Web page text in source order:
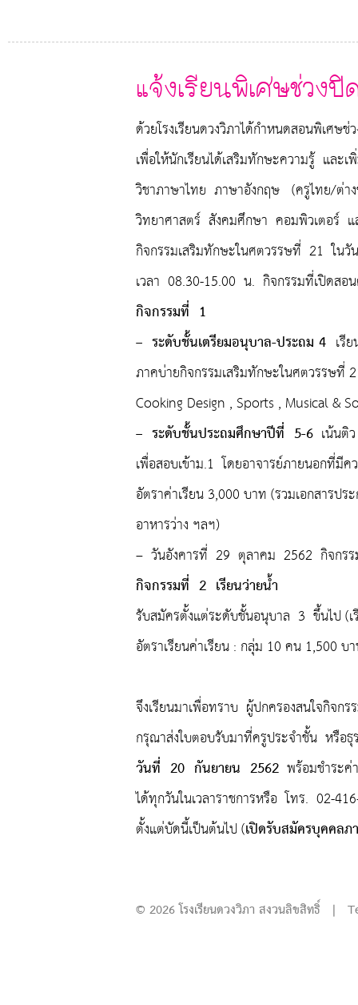
แจ้งเรียนพิเศษช่วง
ด้วยโรงเรียนดวงวิภาได้กำหนดสอนพิเศษ
เพื่อให้นักเรียนได้เสริมทักษะความรู้ และ
วิชาภาษาไทย ภาษาอังกฤษ (ครูไทย/ต่
วิทยาศาสตร์ สังคมศึกษา คอมพิวเตอร์ แ
กิจกรรมเสริมทักษะในศตวรรษที่ 21 ใ
เวลา 08.30-15.00 น. กิจกรรมที่เปิดสอ
กิจกรรมที่ 1
– ระดับชั้นเตรียมอนุบาล-ประถม 4 เรี
ภาคบ่ายกิจกรรมเสริมทักษะในศตวรรษที่
Cooking Design , Sports , Musical &
– ระดับชั้นประถมศึกษาปีที่ 5-6 เน้นติ
เพื่อสอบเข้าม.1 โดยอาจารย์ภายนอกที่มีค
อัตราค่าเรียน 3,000 บาท (รวมเอกสารป
อาหารว่าง ฯลฯ)
– วันอังคารที่ 29 ตุลาคม 2562 กิจกร
กิจกรรมที่ 2 เรียนว่ายน้ำ
รับสมัครตั้งแต่ระดับชั้นอนุบาล 3 ขึ้นไป (เ
อัตราเรียนค่าเรียน : กลุ่ม 10 คน 1,500
จึงเรียนมาเพื่อทราบ ผู้ปกครองสนใจกิจกร
กรุณาส่งใบตอบรับมาที่ครูประจำชั้น หรือธุ
วันที่ 20 กันยายน 2562 พร้อมชำระค่
ได้ทุกวันในเวลาราชการหรือ โทร. 02-
ตั้งแต่บัดนี้เป็นต้นไป (เปิดรับสมัครบุคคล
© 2026 โรงเรียนดวงวิภา สงวนลิขสิทธิ์ |